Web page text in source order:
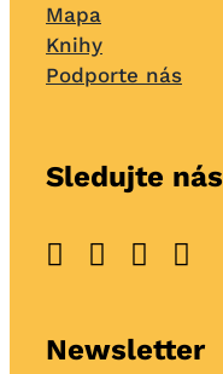
Mapa
Knihy
Podporte nás
Sledujte nás
Newsletter